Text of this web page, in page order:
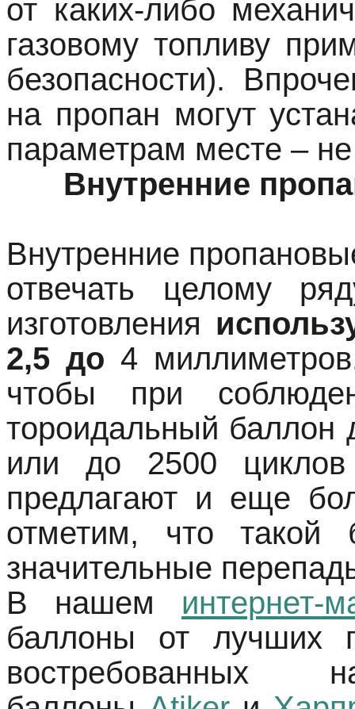
от каких-либо
газовому топливу
безопасности).
на пропан могут
параметрам месте –
Внутренние
Внутренние
отвечать целому
изготовления
2,5 до 4 миллиметров
чтобы при
тороидальный баллон
или до 2500 циклов
предлагают и еще
отметим, что такой
значительные
В нашем интернет-
баллоны от лучших